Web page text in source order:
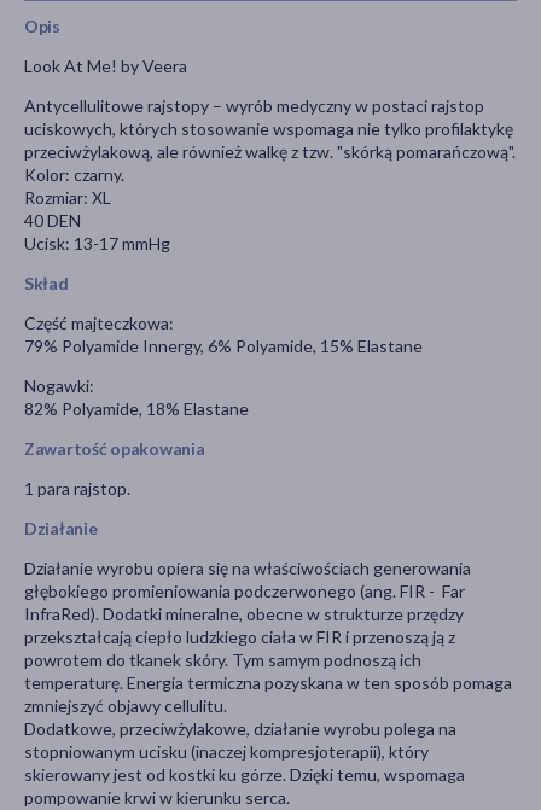
Opis
Look At Me! by Veera
Antycellulitowe rajstopy – wyrób medyczny w postaci rajstop
uciskowych, których stosowanie wspomaga nie tylko profilaktykę
przeciwżylakową, ale również walkę z tzw. "skórką pomarańczową".
Kolor: czarny.
Rozmiar: XL
40 DEN
Ucisk: 13-17 mmHg
Skład
Część majteczkowa:
79% Polyamide Innergy, 6% Polyamide, 15% Elastane
Nogawki:
82% Polyamide, 18% Elastane
Zawartość opakowania
1 para rajstop.
Działanie
Działanie wyrobu opiera się na właściwościach generowania
głębokiego promieniowania podczerwonego (ang. FIR - Far
InfraRed). Dodatki mineralne, obecne w strukturze przędzy
przekształcają ciepło ludzkiego ciała w FIR i przenoszą ją z
powrotem do tkanek skóry. Tym samym podnoszą ich
temperaturę. Energia termiczna pozyskana w ten sposób pomaga
zmniejszyć objawy cellulitu.
Dodatkowe, przeciwżylakowe, działanie wyrobu polega na
stopniowanym ucisku (inaczej kompresjoterapii), który
skierowany jest od kostki ku górze. Dzięki temu, wspomaga
pompowanie krwi w kierunku serca.